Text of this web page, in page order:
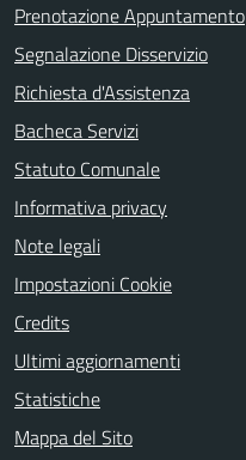
Prenotazione Appuntamento
Segnalazione Disservizio
Richiesta d'Assistenza
Bacheca Servizi
Statuto Comunale
Informativa privacy
Note legali
Impostazioni Cookie
Credits
Ultimi aggiornamenti
Statistiche
Mappa del Sito